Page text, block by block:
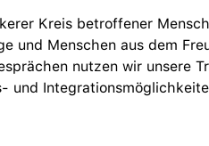
Kreis betroffener
und Menschen aus dem
nutzen wir unsere
und